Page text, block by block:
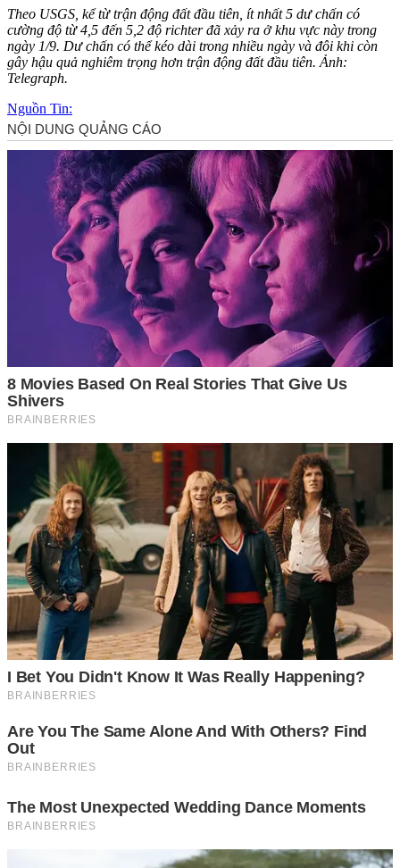
Theo USGS, kể từ trận động đất đầu tiên, ít nhất 5 dư chấn có
cường độ từ 4,5 đến 5,2 độ richter đã xảy ra ở khu vực này trong
ngày 1/9. Dư chấn có thể kéo dài trong nhiều ngày và đôi khi còn
gây hậu quả nghiêm trọng hơn trận động đất đầu tiên. Ảnh:
Telegraph.
Nguồn Tin: